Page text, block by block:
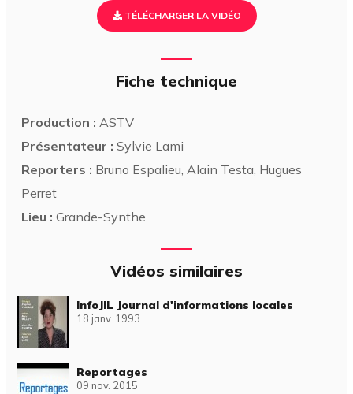
TÉLÉCHARGER LA VIDÉO
Fiche technique
Production : ASTV
Présentateur : Sylvie Lami
Reporters : Bruno Espalieu, Alain Testa, Hugues
Perret
Lieu : Grande-Synthe
Vidéos similaires
InfoJIL Journal d'informations locales
18 janv. 1993
Reportages
09 nov. 2015